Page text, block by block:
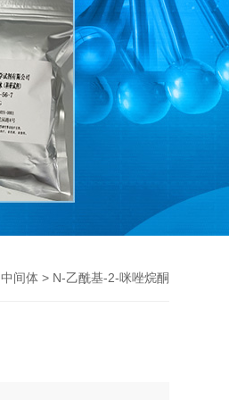
中间体> N-乙酰基-2-咪唑烷酮